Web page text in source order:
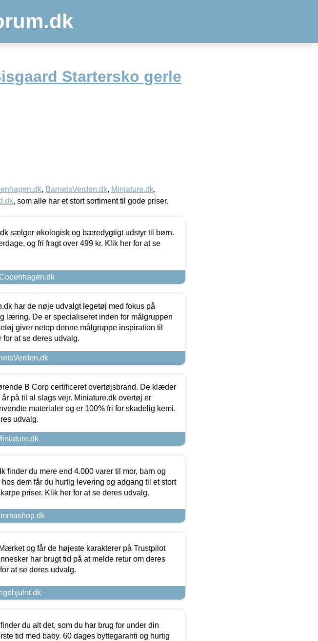
Startersko gerle
, BarnetsVerden.dk, Miniature.dk,
, som alle har et stort sortiment til gode priser.
sælger økologisk og bæredygtigt udstyr til børn.
og fri fragt over 499 kr. Klik her for at se
har de nøje udvalgt legetøj med fokus på
læring. De er specialiseret inden for målgruppen
giver netop denne målgruppe inspiration til
at se deres udvalg.
B Corp certificeret overtøjsbrand. De klæder
på til al slags vejr. Miniature.dk overtøj er
materialer og er 100% fri for skadelig kemi.
udvalg.
finder du mere end 4.000 varer til mor, barn og
dem får du hurtig levering og adgang til et stort
priser. Klik her for at se deres udvalg.
og får de højeste karakterer på Trustpilot
har brugt tid på at melde retur om deres
at se deres udvalg.
du alt det, som du har brug for under din
tid med baby. 60 dages byttegaranti og hurtig